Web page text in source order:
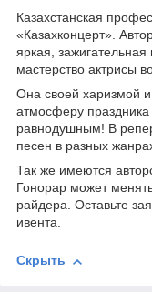
Казахстанская
«Казахконцерт».
яркая,
мастерство актрисы
Она своей харизмой
атмосферу праздника
равнодушным! В
песен в разных
Так же имеются
Гонорар может
райдера. Оставьте
ивента.
Скрыть